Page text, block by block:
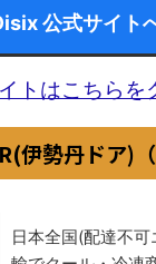
公式サイト
トはこちらを
伊勢丹ドア)（
日本全国(配達不